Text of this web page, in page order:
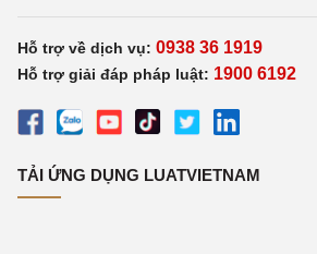
Hỗ trợ về dịch vụ: 0938 36 1919
Hỗ trợ giải đáp pháp luật: 1900 6192
TẢI ỨNG DỤNG LUATVIETNAM